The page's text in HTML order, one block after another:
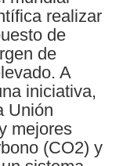
realizar
de
de
A
iniciativa,
Unión
mejores
(CO2) y